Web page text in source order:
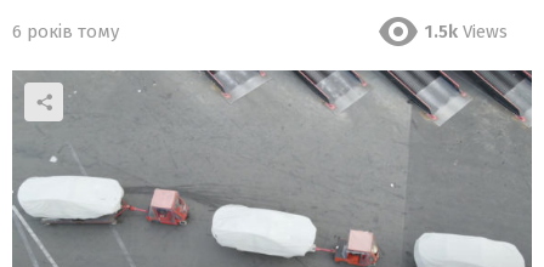
6 років тому 1.5k Views